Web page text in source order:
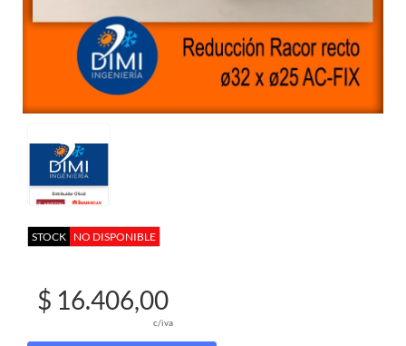
STOCK NO DISPONIBLE
$ 16.406,00
c/iva